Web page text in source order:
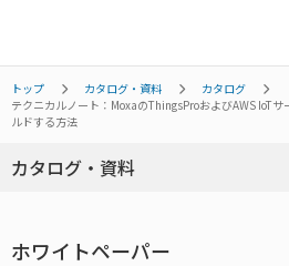
トップ カタログ・資料
カタログ
テクニカルノート：MoxaのThingsProおよびAWS IoT
ルドする方法
カタログ・資料
ホワイトペーパー